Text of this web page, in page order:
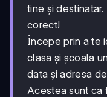
tine și
corect!
Începe prin a te
clasa și școala
data și adresa
Acestea sunt ca